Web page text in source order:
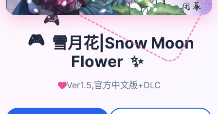
🎮
🎮 雪月花|Snow Moon
Flower ✨
Ver1.5,官方中文版+DLC